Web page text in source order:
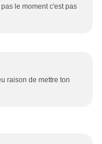
le moment c'est pas
raison de mettre ton